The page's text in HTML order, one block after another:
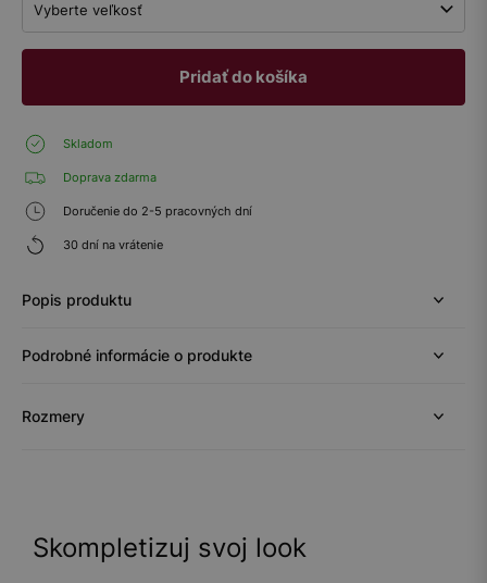
Vyberte veľkosť
Pridať do košíka
Skladom
Doprava zdarma
Doručenie do 2-5 pracovných dní
30 dní na vrátenie
Popis produktu
Podrobné informácie o produkte
Rozmery
Skompletizuj svoj look